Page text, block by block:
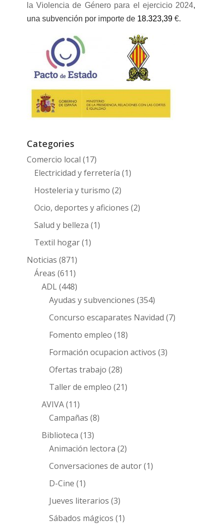
la Violencia de Género para el ejercicio 2024,
una subvención por importe de 18.323,39€.
Categories
Comercio local (17)
Electricidad y ferretería (1)
Hosteleria y turismo (2)
Ocio, deportes y aficiones (2)
Salud y belleza (1)
Textil hogar(1)
Noticias (871)
Áreas (611)
ADL(448)
Ayudas y subvenciones (354)
Concurso escaparates Navidad (7)
Fomento empleo (18)
Formación ocupacion activos (3)
Ofertas trabajo (28)
Taller de empleo (21)
AVIVA(11)
Campañas (8)
Biblioteca (13)
Animación lectora (2)
Conversaciones de autor(1)
D-Cine (1)
Jueves literarios (3)
Sábados mágicos (1)